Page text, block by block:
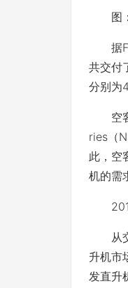
图：
据
共交付
分别为
空客
ries（
此，空
机的需
2014
从交
升机市
发直升